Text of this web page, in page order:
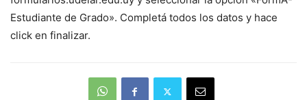
Estudiante de Grado». Completá todos los datos y hace
click en finalizar.